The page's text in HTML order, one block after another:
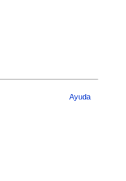
Ayuda